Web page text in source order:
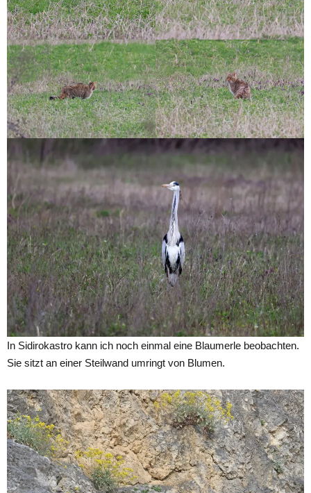
In Sidirokastro kann ich noch einmal eine Blaumerle beobachten.
Sie sitzt an einer Steilwand umringt von Blumen.